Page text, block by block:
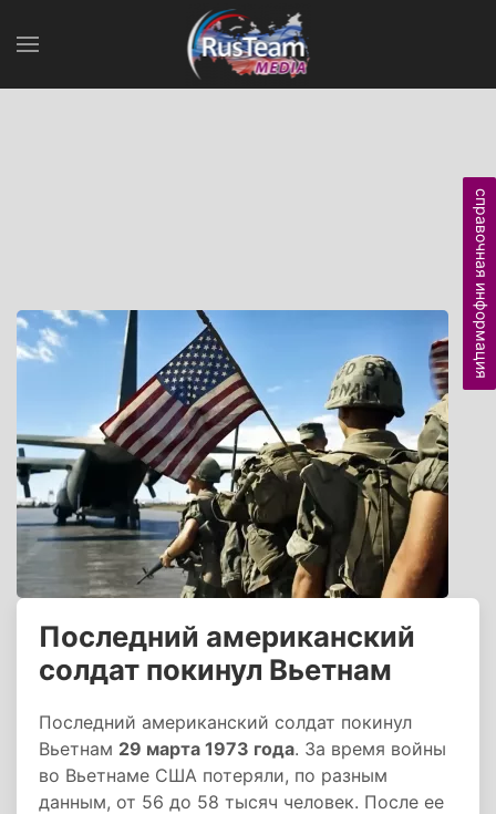
Последний американский
солдат покинул Вьетнам
Последний американский солдат покинул
Вьетнам 29 марта 1973 года. За время войны
во Вьетнаме США потеряли, по разным
данным, от 56 до 58 тысяч человек. После ее
справочная информация